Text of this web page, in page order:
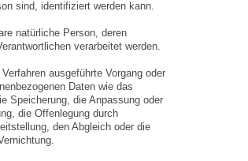
sind, identifiziert werden kann.
natürliche Person, deren
verarbeitet werden.
ausgeführte Vorgang oder
Daten wie das
Speicherung, die Anpassung oder
die Offenlegung durch
den Abgleich oder die